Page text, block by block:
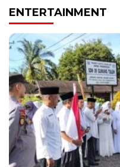
ENTERTAINMENT